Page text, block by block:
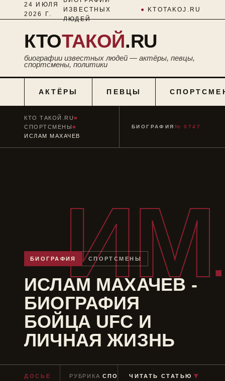
24 ИЮЛЯ
2026 Г.
ИЗВЕСТНЫХ
ЛЮДЕЙ
● KTOTAKOJ.RU
КТОТАКОЙ.RU
биографии известных людей — актёры, певцы,
спортсмены, политики
АКТЁРЫ ПЕВЦЫ
ИМ
КТО ТАКОЙ.RU■
СПОРТСМЕНЫ■
ИСЛАМ МАХАЧЕВ
БИОГРАФИЯ № 0747
БИОГРАФИЯ СПОРТСМЕНЫ
ИСЛАМ МАХАЧЕВ -
БИОГРАФИЯ
БОЙЦА UFC И
ЛИЧНАЯ ЖИЗНЬ
ДОСЬЕ РУБРИКАСПОРТСМЕНЫ ЧТЕНИЕ
ЧИТАТЬ СТАТЬЮ ▼